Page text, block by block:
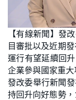
U
n
m
t
e
L
o
a
d
e
d
:
2
3
.
9
1
【有線新聞】發
目審批以及近期
運行有望延續回
企業參與國家重大
發改委舉行新聞
持回升向好態勢